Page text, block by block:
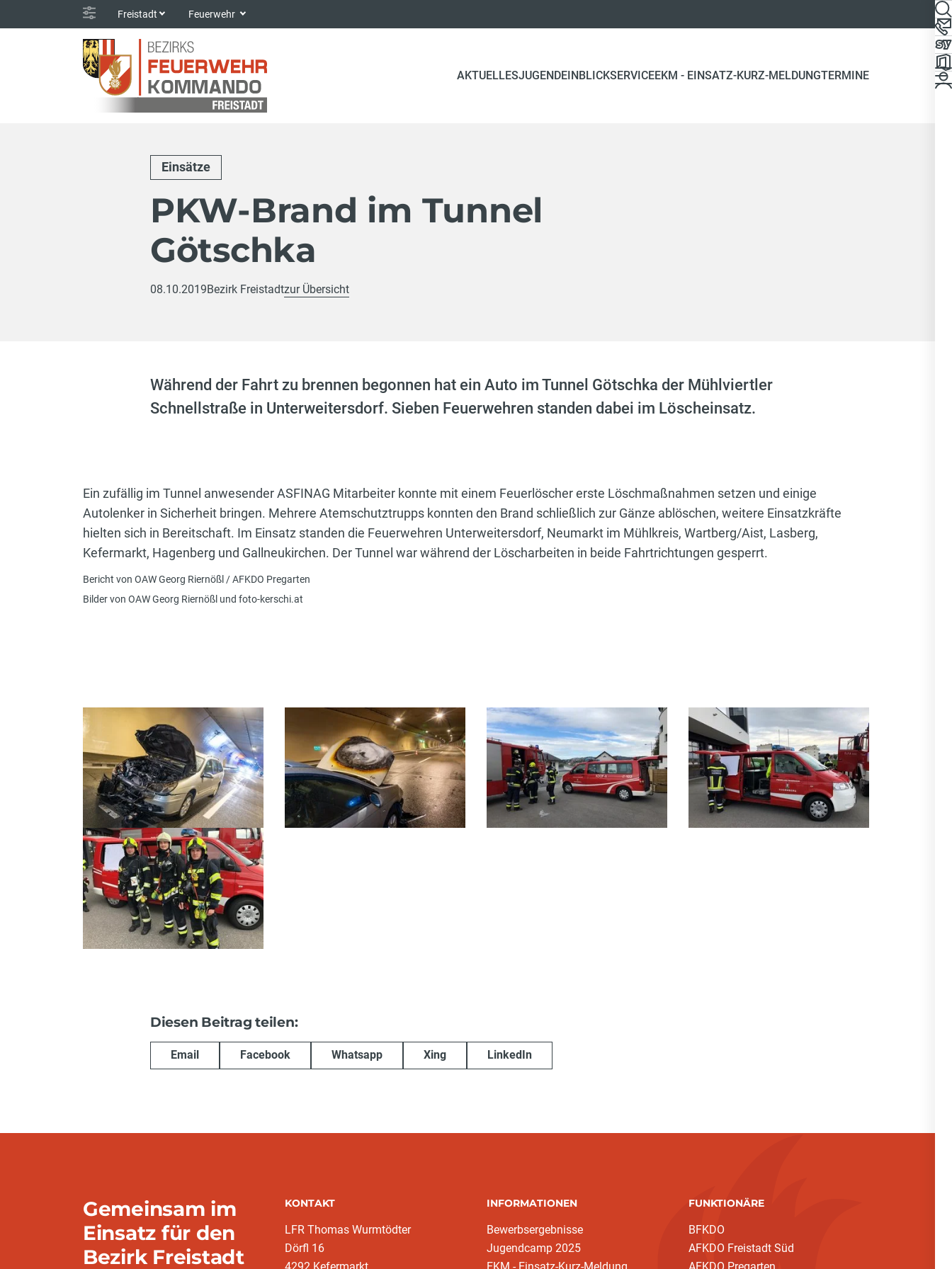
Freistadt Feuerwehr
AKTUELLES(CURRENT)
JUGENDEINBLICKSERVICEEKM - EINSATZ-KURZ-MELDUNGTERMINE
Einsätze
PKW-Brand im Tunnel
Götschka
08.10.2019Bezirk Freistadtzur Übersicht
Während der Fahrt zu brennen begonnen hat ein Auto im Tunnel Götschka der Mühlviertler
Schnellstraße in Unterweitersdorf. Sieben Feuerwehren standen dabei im Löscheinsatz.
Ein zufällig im Tunnel anwesender ASFINAG Mitarbeiter konnte mit einem Feuerlöscher erste Löschmaßnahmen setzen und einige
Autolenker in Sicherheit bringen. Mehrere Atemschutztrupps konnten den Brand schließlich zur Gänze ablöschen, weitere Einsatzkräfte
hielten sich in Bereitschaft. Im Einsatz standen die Feuerwehren Unterweitersdorf, Neumarkt im Mühlkreis, Wartberg/Aist, Lasberg,
Kefermarkt, Hagenberg und Gallneukirchen. Der Tunnel war während der Löscharbeiten in beide Fahrtrichtungen gesperrt.
Bericht von OAW Georg Riernößl / AFKDO Pregarten
Bilder von OAW Georg Riernößl und foto-kerschi.at
Diesen Beitrag teilen:
Email Facebook Whatsapp Xing LinkedIn
Gemeinsam im
Einsatz für den
Bezirk Freistadt
KONTAKT
LFR Thomas Wurmtödter
Dörfl 16
INFORMATIONEN
Bewerbsergebnisse
Jugendcamp 2025
FUNKTIONÄRE
BFKDO
AFKDO Freistadt Süd